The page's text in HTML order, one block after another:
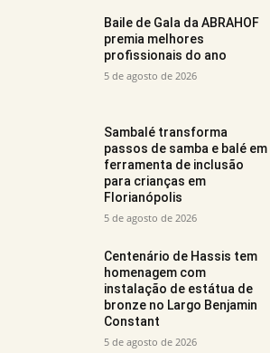
Baile de Gala da ABRAHOF
premia melhores
profissionais do ano
5 de agosto de 2026
Sambalé transforma
passos de samba e balé em
ferramenta de inclusão
para crianças em
Florianópolis
5 de agosto de 2026
Centenário de Hassis tem
homenagem com
instalação de estátua de
bronze no Largo Benjamin
Constant
5 de agosto de 2026